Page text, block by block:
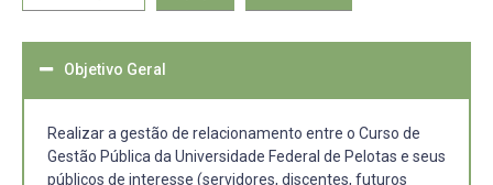
Objetivo Geral
Realizar a gestão de relacionamento entre o Curso de
Gestão Pública da Universidade Federal de Pelotas e seus
públicos de interesse (servidores, discentes, futuros